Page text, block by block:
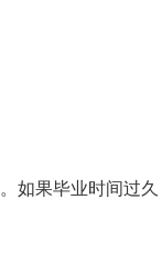
如果毕业时间过久